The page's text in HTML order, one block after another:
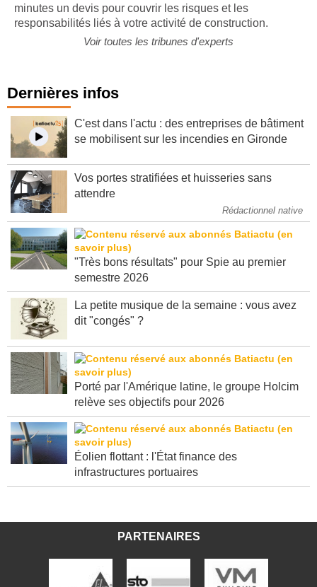
minutes un devis pour couvrir les risques et les
responsabilités liés à votre activité de construction.
Voir toutes les tribunes d'experts
Dernières infos
C'est dans l'actu : des entreprises de bâtiment
se mobilisent sur les incendies en Gironde
Vos portes stratifiées et huisseries sans
attendre
Rédactionnel native
"Très bons résultats" pour Spie au premier
semestre 2026
La petite musique de la semaine : vous avez
dit "congés" ?
Porté par l'Amérique latine, le groupe Holcim
relève ses objectifs pour 2026
Éolien flottant : l'État finance des
infrastructures portuaires
PARTENAIRES